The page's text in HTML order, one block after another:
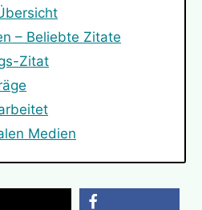
– Beliebte Zitate
Zitat
Medien